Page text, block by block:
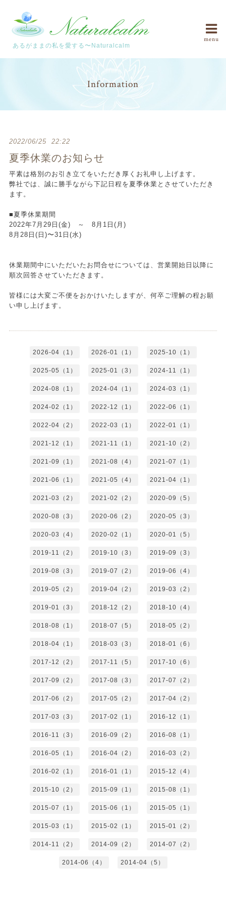
あるがままの私を愛する〜Naturalcalm
menu
Information
2022/06/25 22:22
夏季休業のお知らせ
平素は格別のお引き立てをいただき厚くお礼申し上げます。
弊社では、誠に勝手ながら下記日程を夏季休業とさせていただき
ます。
■夏季休業期間
2022年7月29日(金) ～ 8月1日(月)
8月28日(日)〜31日(水)
休業期間中にいただいたお問合せについては、営業開始日以降に
順次回答させていただきます。
皆様には大変ご不便をおかけいたしますが、何卒ご理解の程お願
い申し上げます。
2026-04（1） 2026-01（1） 2025-10（1）
2025-05（1） 2025-01（3） 2024-11（1）
2024-08（1） 2024-04（1） 2024-03（1）
2024-02（1） 2022-12（1） 2022-06（1）
2022-04（2） 2022-03（1） 2022-01（1）
2021-12（1） 2021-11（1） 2021-10（2）
2021-09（1） 2021-08（4） 2021-07（1）
2021-06（1） 2021-05（4） 2021-04（1）
2021-03（2） 2021-02（2） 2020-09（5）
2020-08（3） 2020-06（2） 2020-05（3）
2020-03（4） 2020-02（1） 2020-01（5）
2019-11（2） 2019-10（3） 2019-09（3）
2019-08（3） 2019-07（2） 2019-06（4）
2019-05（2） 2019-04（2） 2019-03（2）
2019-01（3） 2018-12（2） 2018-10（4）
2018-08（1） 2018-07（5） 2018-05（2）
2018-04（1） 2018-03（3） 2018-01（6）
2017-12（2） 2017-11（5） 2017-10（6）
2017-09（2） 2017-08（3） 2017-07（2）
2017-06（2） 2017-05（2） 2017-04（2）
2017-03（3） 2017-02（1） 2016-12（1）
2016-11（3） 2016-09（2） 2016-08（1）
2016-05（1） 2016-04（2） 2016-03（2）
2016-02（1） 2016-01（1） 2015-12（4）
2015-10（2） 2015-09（1） 2015-08（1）
2015-07（1） 2015-06（1） 2015-05（1）
2015-03（1） 2015-02（1） 2015-01（2）
2014-11（2） 2014-09（2） 2014-07（2）
2014-06（4） 2014-04（5）